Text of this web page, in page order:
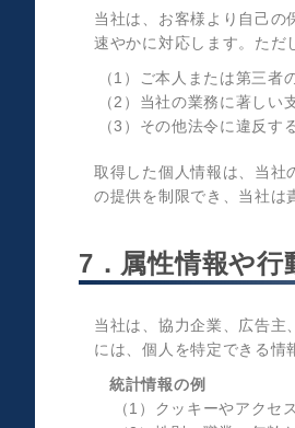
当社は、お客様より自己の
速やかに対応します。ただ
（1）ご本人または第三
（2）当社の業務に著しい
（3）その他法令に違反す
取得した個人情報は、当社
の提供を制限でき、当社は
7．属性情報や行
当社は、協力企業、広告主
には、個人を特定できる情
統計情報の例
（1）クッキーやアク